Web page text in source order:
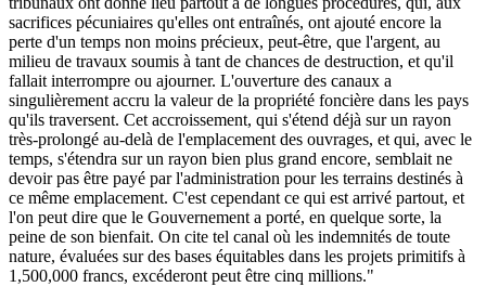
sacrifices pécuniaires qu'elles ont entraînés, ont ajouté encore la
perte d'un temps non moins précieux, peut-être, que l'argent, au
milieu de travaux soumis à tant de chances de destruction, et qu'il
fallait interrompre ou ajourner. L'ouverture des canaux a
singulièrement accru la valeur de la propriété foncière dans les pays
qu'ils traversent. Cet accroissement, qui s'étend déjà sur un rayon
très-prolongé au-delà de l'emplacement des ouvrages, et qui, avec le
temps, s'étendra sur un rayon bien plus grand encore, semblait ne
devoir pas être payé par l'administration pour les terrains destinés à
ce même emplacement. C'est cependant ce qui est arrivé partout, et
l'on peut dire que le Gouvernement a porté, en quelque sorte, la
peine de son bienfait. On cite tel canal où les indemnités de toute
nature, évaluées sur des bases équitables dans les projets primitifs à
1,500,000 francs, excéderont peut être cinq millions."